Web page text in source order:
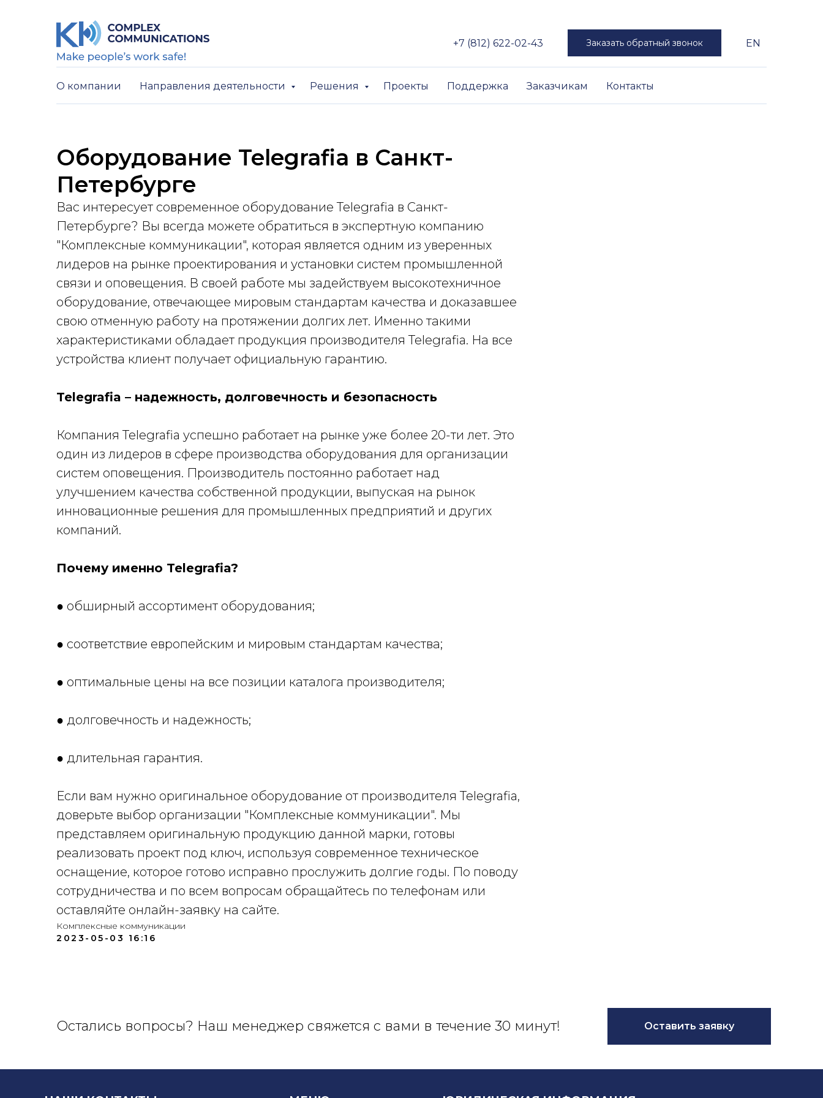
+7 (812) 622-02-43 Заказать обратный звонок EN
О компании Направления деятельности Решения Проекты Поддержка Заказчикам Контакты
Оборудование Telegrafia в Санкт-
Петербурге
Вас интересует современное оборудование Telegrafia в Санкт-
Петербурге? Вы всегда можете обратиться в экспертную компанию
"Комплексные коммуникации", которая является одним из уверенных
лидеров на рынке проектирования и установки систем промышленной
связи и оповещения. В своей работе мы задействуем высокотехничное
оборудование, отвечающее мировым стандартам качества и доказавшее
свою отменную работу на протяжении долгих лет. Именно такими
характеристиками обладает продукция производителя Telegrafia. На все
устройства клиент получает официальную гарантию.
Telegrafia – надежность, долговечность и безопасность
Компания Telegrafia успешно работает на рынке уже более 20-ти лет. Это
один из лидеров в сфере производства оборудования для организации
систем оповещения. Производитель постоянно работает над
улучшением качества собственной продукции, выпуская на рынок
инновационные решения для промышленных предприятий и других
компаний.
Почему именно Telegrafia?
● обширный ассортимент оборудования;
● соответствие европейским и мировым стандартам качества;
● оптимальные цены на все позиции каталога производителя;
● долговечность и надежность;
● длительная гарантия.
Если вам нужно оригинальное оборудование от производителя Telegrafia,
доверьте выбор организации "Комплексные коммуникации". Мы
представляем оригинальную продукцию данной марки, готовы
реализовать проект под ключ, используя современное техническое
оснащение, которое готово исправно прослужить долгие годы. По поводу
сотрудничества и по всем вопросам обращайтесь по телефонам или
оставляйте онлайн-заявку на сайте.
Комплексные коммуникации
2023-05-03 16:16
Остались вопросы? Наш менеджер свяжется с вами в течение 30 минут! Оставить заявку